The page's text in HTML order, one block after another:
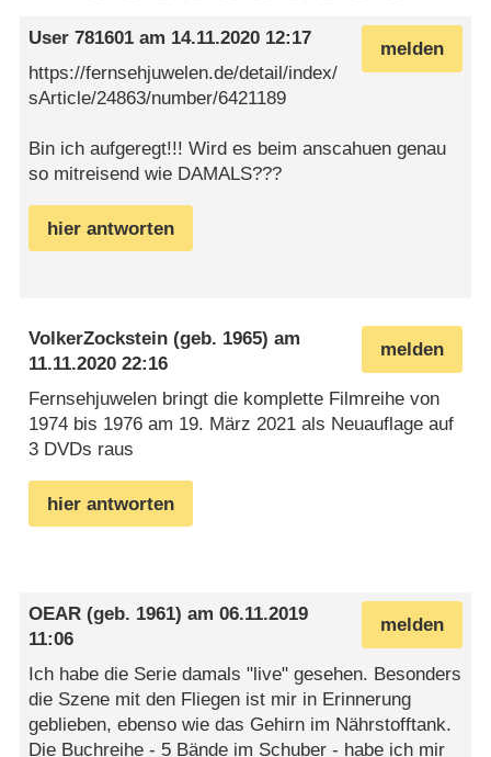
melden
User 781601 am 14.11.2020 12:17
https://fernsehjuwelen.de/detail/index/
sArticle/24863/number/6421189
Bin ich aufgeregt!!! Wird es beim anscahuen genau
so mitreisend wie DAMALS???
hier antworten
melden
VolkerZockstein (geb. 1965) am
11.11.2020 22:16
Fernsehjuwelen bringt die komplette Filmreihe von
1974 bis 1976 am 19. März 2021 als Neuauflage auf
3 DVDs raus
hier antworten
melden
OEAR (geb. 1961) am06.11.2019
11:06
Ich habe die Serie damals "live" gesehen. Besonders
die Szene mit den Fliegen ist mir in Erinnerung
geblieben, ebenso wie das Gehirn im Nährstofftank.
Die Buchreihe - 5 Bände im Schuber - habe ich mir